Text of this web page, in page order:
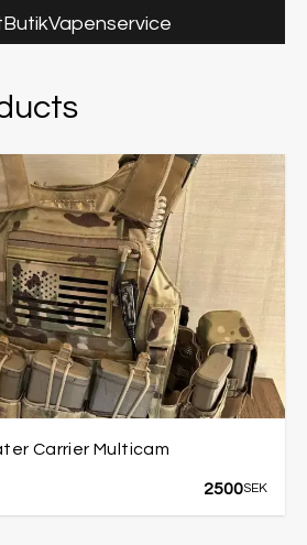
ButikVapenservice
Carrier Multicam
2500SEK